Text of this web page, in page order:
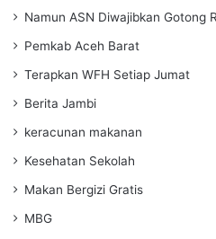
Namun ASN Diwajibkan Gotong
Pemkab Aceh Barat
Terapkan WFH Setiap Jumat
Berita Jambi
keracunan makanan
Kesehatan Sekolah
Makan Bergizi Gratis
MBG